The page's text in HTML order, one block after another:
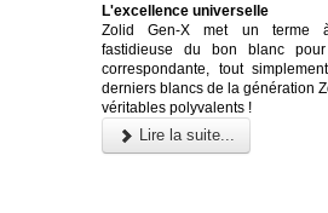
L'excellence universelle
Zolid Gen-X met un terme
fastidieuse du bon blanc
correspondante, tout
derniers blancs de la génération
véritables polyvalents !
Lire la suite...